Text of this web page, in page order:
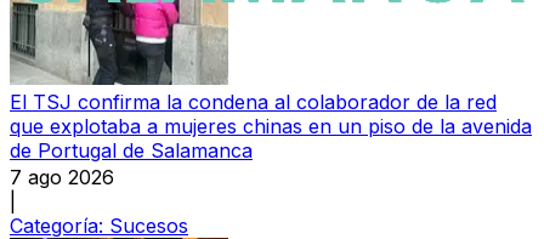
El TSJ confirma la condena al colaborador de la red
que explotaba a mujeres chinas en un piso de la avenida
de Portugal de Salamanca
7 ago 2026
Categoría: Sucesos